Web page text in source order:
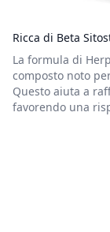
Ricca di Beta
La formula di
composto noto
Questo aiuta a
favorendo una